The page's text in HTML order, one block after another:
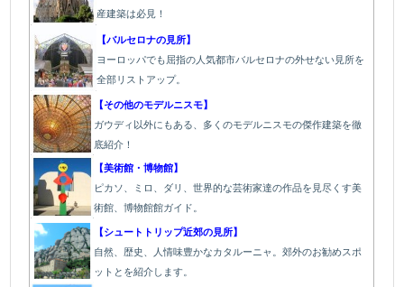
産建築は必見！
【バルセロナの見所】
ヨーロッパでも屈指の人気都市バルセロナの外せない見所を
全部リストアップ。
【その他のモデルニスモ】
ガウディ以外にもある、多くのモデルニスモの傑作建築を徹
底紹介！
【美術館・博物館】
ピカソ、ミロ、ダリ、世界的な芸術家達の作品を見尽くす美
術館、博物館館ガイド。
【シュートトリップ近郊の見所】
自然、歴史、人情味豊かなカタルーニャ。郊外のお勧めスポ
ットとを紹介します。